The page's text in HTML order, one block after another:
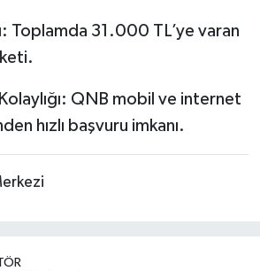
Toplamda 31.000 TL’ye varan
Kolaylığı: QNB mobil ve internet
hızlı başvuru imkanı.